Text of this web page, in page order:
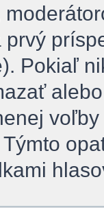
Pokiaľ